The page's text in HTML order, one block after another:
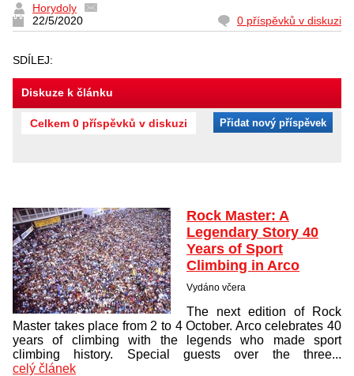
Horydoly
22/5/2020
0 příspěvků v diskuzi
SDÍLEJ:
Diskuze k článku
Celkem 0 příspěvků v diskuzi Přidat nový příspěvek
Rock Master: A
Legendary Story 40
Years of Sport
Climbing in Arco
Vydáno včera
The next edition of Rock
Master takes place from 2 to 4 October. Arco celebrates 40
years of climbing with the legends who made sport
climbing history. Special guests over the three...
celý článek